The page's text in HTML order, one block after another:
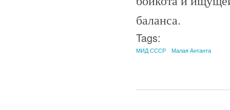
баланса.
Tags:
МИД СССР Малая Антанта